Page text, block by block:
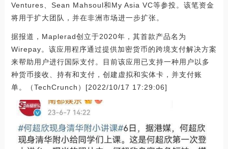
Ventures、Sean Mahsoul和My Asia VC等参投。该笔资金
将用于扩大团队，并在非洲市场进一步扩张。
据报道，Maplerad创立于2020年，其首款产品名为
Wirepay。该应用程序通过提供加密货币的跨境支付解决方案
来帮助用户进行国际支付。目前该应用已支持一种用户以多
种货币接收、持有和支付，创建虚拟和实体卡，并支付账
单。（TechCrunch）[2022/10/17 17:29:06]